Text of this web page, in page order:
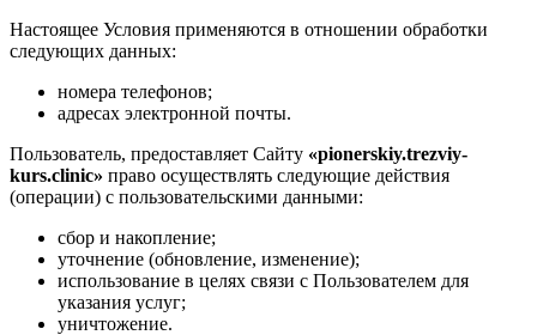
Настоящее Условия применяются в отношении обработки
следующих данных:
номера телефонов;
адресах электронной почты.
Пользователь, предоставляет Сайту «pionerskiy.trezviy-
kurs.clinic» право осуществлять следующие действия
(операции) с пользовательскими данными:
сбор и накопление;
уточнение (обновление, изменение);
использование в целях связи с Пользователем для
указания услуг;
уничтожение.